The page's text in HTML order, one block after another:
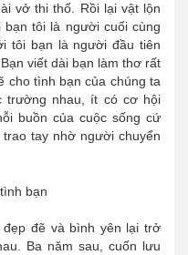
vở thi thố. Rồi lại vật lộn
tôi là người cuối cùng
tôi bạn là người đầu tiên
viết dài bạn làm thơ rất
cho tình bạn của chúng ta
trường nhau, ít có cơ hội
buồn của cuộc sống cứ
tay nhờ người chuyển
đẽ và bình yên lại trở
Ba năm sau, cuốn lưu